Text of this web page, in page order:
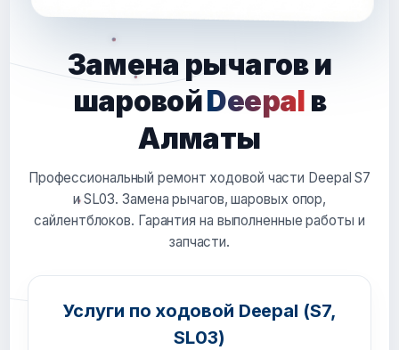
Замена рычагов и
шаровойDeepal в
Алматы
Профессиональный ремонт ходовой части Deepal S7
и SL03. Замена рычагов, шаровых опор,
сайлентблоков. Гарантия на выполненные работы и
запчасти.
Услуги по ходовой Deepal (S7,
SL03)